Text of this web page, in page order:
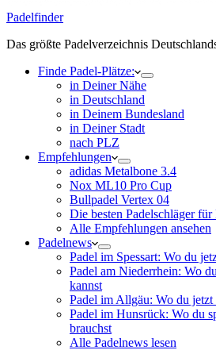
Padelfinder
Das größte Padelverzeichnis
Finde Padel-Plätze:
in Deiner Nähe
in Deutschland
in Deinem Bundesland
in Deiner Stadt
nach PLZ
Empfehlungen
adidas Metalbone 3.4
Nox ML10 Pro Cup
Bullpadel Vertex 04
Die besten Padelschläger
Alle Empfehlungen ansehen
Padelnews
Padel im Spessart: Wo du
Padel am Niederrhein: Wo
kannst
Padel im Allgäu: Wo du jetzt
Padel im Hunsrück: Wo du
brauchst
Alle Padelnews lesen